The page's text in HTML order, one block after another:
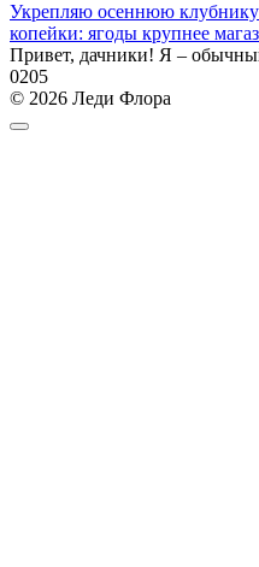
Укрепляю осеннюю клубнику
копейки: ягоды крупнее
Привет, дачники! Я –
0205
© 2026 Леди Флора